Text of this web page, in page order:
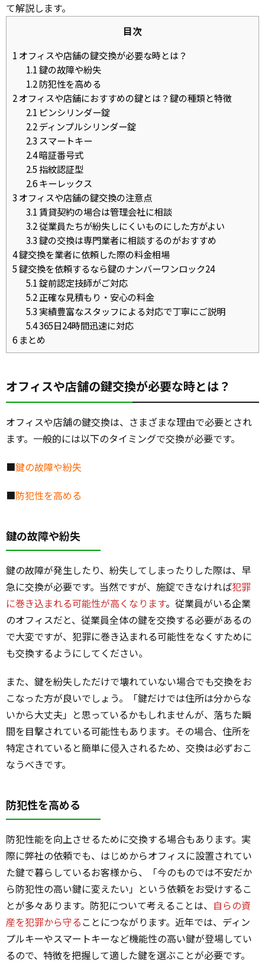
て解説します。
目次
1 オフィスや店舗の鍵交換が必要な時とは？
1.1鍵の故障や紛失
1.2防犯性を高める
2オフィスや店舗におすすめの鍵とは？鍵の種類と特徴
2.1 ピンシリンダー錠
2.2ディンプルシリンダー錠
2.3 スマートキー
2.4暗証番号式
2.5指紋認証型
2.6キーレックス
3 オフィスや店舗の鍵交換の注意点
3.1賃貸契約の場合は管理会社に相談
3.2従業員たちが紛失しにくいものにした方がよい
3.3鍵の交換は専門業者に相談するのがおすすめ
4鍵交換を業者に依頼した際の料金相場
5鍵交換を依頼するなら鍵のナンバーワンロック24
5.1錠前認定技師がご対応
5.2正確な見積もり・安心の料金
5.3 実績豊富なスタッフによる対応で丁寧にご説明
5.4365日24時間迅速に対応
6 まとめ
オフィスや店舗の鍵交換が必要な時とは？
オフィスや店舗の鍵交換は、さまざまな理由で必要とされ
ます。一般的には以下のタイミングで交換が必要です。
■鍵の故障や紛失
■防犯性を高める
鍵の故障や紛失
鍵の故障が発生したり、紛失してしまったりした際は、早
急に交換が必要です。当然ですが、施錠できなければ犯罪
に巻き込まれる可能性が高くなります。従業員がいる企業
のオフィスだと、従業員全体の鍵を交換する必要があるの
で大変ですが、犯罪に巻き込まれる可能性をなくすために
も交換するようにしてください。
また、鍵を紛失しただけで壊れていない場合でも交換をお
こなった方が良いでしょう。「鍵だけでは住所は分からな
いから大丈夫」と思っているかもしれませんが、落ちた瞬
間を目撃されている可能性もあります。その場合、住所を
特定されていると簡単に侵入されるため、交換は必ずおこ
なうべきです。
防犯性を高める
防犯性能を向上させるために交換する場合もあります。実
際に弊社の依頼でも、はじめからオフィスに設置されてい
た鍵で暮らしているお客様から、「今のものでは不安だか
ら防犯性の高い鍵に変えたい」という依頼をお受けするこ
とが多々あります。防犯について考えることは、 自らの資
産を犯罪から守ることにつながります。近年では、ディン
プルキーやスマートキーなど機能性の高い鍵が登場してい
るので、特徴を把握して適した鍵を選ぶことが必要です。